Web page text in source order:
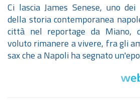
Ci lascia James Senese, uno
della storia contemporanea
città nel reportage da Miano,
voluto rimanere a vivere, fra gli
sax che a Napoli ha segnato